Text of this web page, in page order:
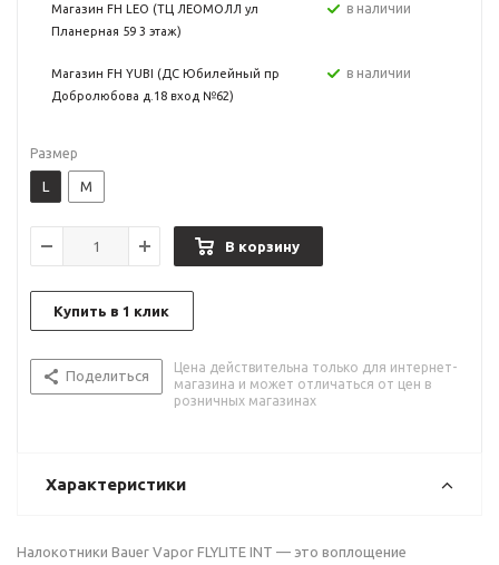
Магазин FH LEO (ТЦ ЛЕОМОЛЛ ул
Планерная 59 3 этаж)
в наличии
Магазин FH YUBI (ДС Юбилейный пр
Добролюбова д.18 вход №62)
в наличии
Размер
L M
В корзину
Купить в 1 клик
Поделиться
Цена действительна только для интернет-
магазина и может отличаться от цен в
розничных магазинах
Характеристики
Налокотники Bauer Vapor FLYLITE INT — это воплощение